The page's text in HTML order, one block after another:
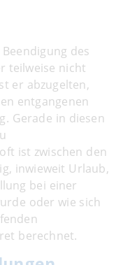
des
teilweise nicht
er abzugelten,
entgangenen
Gerade in diesen
ist zwischen den
inwieweit Urlaub,
bei einer
oder wie sich
berechnet.